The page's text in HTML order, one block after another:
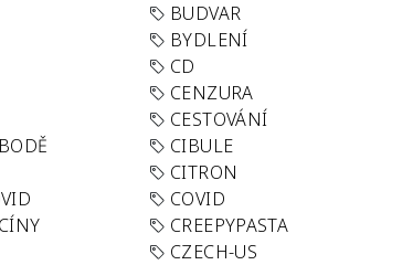
BUDVAR
BYDLENÍ
CD
CENZURA
CESTOVÁNÍ
CIBULE
CITRON
COVID
CREEPYPASTA
CZECH-US